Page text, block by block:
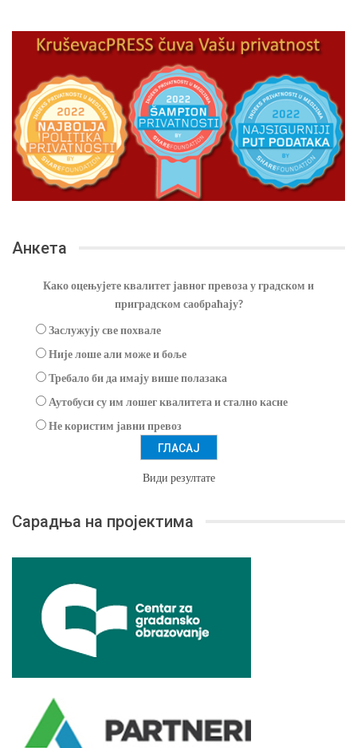
Анкета
Како оцењујете квалитет јавног превоза у градском и
приградском саобраћају?
Заслужују све похвале
Није лоше али може и боље
Требало би да имају више полазака
Аутобуси су им лошег квалитета и стално касне
Не користим јавни превоз
Види резултате
Сарадња на пројектима